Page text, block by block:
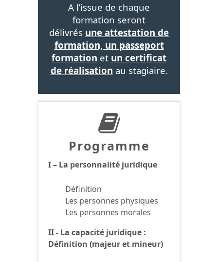
A l’issue de chaque
formation seront
délivrés une attestation de
formation, un passeport
formation et un certificat
de réalisation au stagiaire.
Programme
I – La personnalité juridique
Définition
Les personnes physiques
Les personnes morales
II - La capacité juridique :
Définition (majeur et mineur)